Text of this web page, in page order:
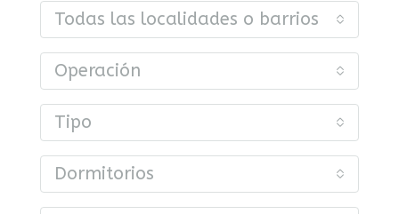
Todas las localidades o barrios
Operación
Tipo
Dormitorios